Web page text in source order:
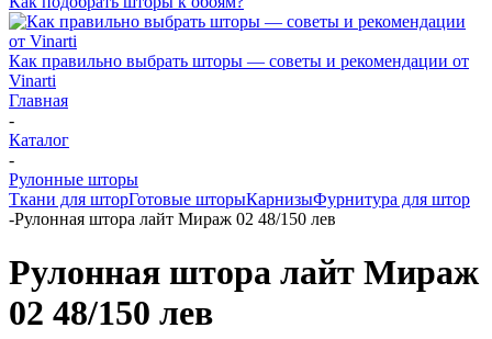
Как правильно выбрать шторы — советы и рекомендации от
Vinarti
Главная
-
Каталог
-
Рулонные шторы
Ткани для шторГотовые шторыКарнизыФурнитура для штор
-Рулонная штора лайт Мираж 02 48/150 лев
Рулонная штора лайт Мираж
02 48/150 лев